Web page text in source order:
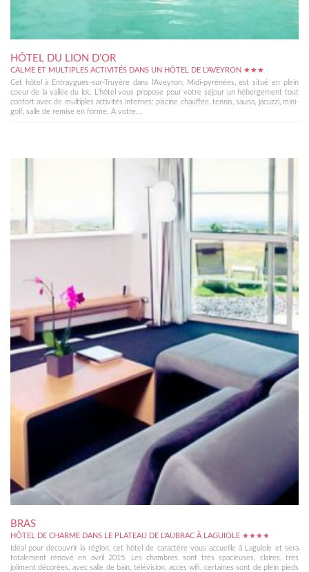
HÔTEL DU LION D’OR
CALME ET MULTIPLES ACTIVITÉS DANS UN HÔTEL DE L'AVEYRON ★★★
Cet hôtel à Entraygues-sur-Truyère dans l'Aveyron, Midi-pyrénées, est situé en plein
coeur de la vallée du lot. L'hôtel vous propose pour votre séjour un hébergement tout
confort avec de multiples activités internes: piscine chauffée, tennis, sauna, jacuzzi, mini-
golf, salle de remise en forme. A votre...
BRAS
HÔTEL DE CHARME DANS LE PLATEAU DE L'AUBRAC À LAGUIOLE ★★★★
Idéal pour découvrir la région, cet hôtel de caractère vous accueille à Laguiole et sera
totalement rénové en avril 2015. Les chambres sont très spacieuses, claires, très
joliment décorées, avec salle de bain, télévision, accès wifi, certaines sont de plein pieds